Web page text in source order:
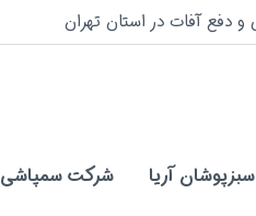
دفع آفات در استان تهران
سبزپوشان آریا شرکت سمپاشی